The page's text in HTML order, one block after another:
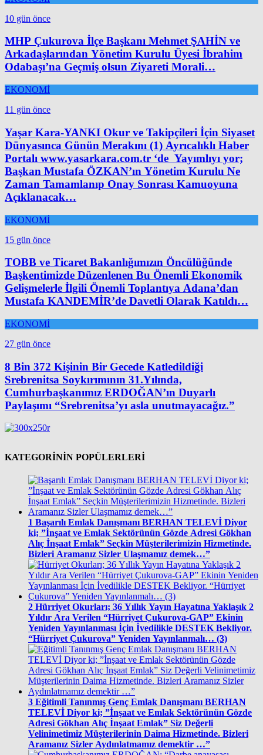
10 gün önce
MHP Çukurova İlçe Başkanı Mehmet ŞAHİN ve
Arkadaşlarından Yönetim Kurulu Üyesi İbrahim
Odabaşı’na Geçmiş olsun Ziyareti Morali…
EKONOMİ
11 gün önce
Yaşar Kara-YANKI Okur ve Takipçileri İçin Siyaset
Dünyasınca Günün Merakını (1) Ayrıcalıklı Haber
Portalı www.yasarkara.com.tr ‘de Yayımlıyı yor;
Başkan Mustafa ÖZKAN’ın Yönetim Kurulu Ne
Zaman Tamamlanıp Onay Sonrası Kamuoyuna
Açıklanacak…
EKONOMİ
15 gün önce
TOBB ve Ticaret Bakanlığımızın Öncülüğünde
Başkentimizde Düzenlenen Bu Önemli Ekonomik
Gelişmelerle İlgili Önemli Toplantıya Adana’dan
Mustafa KANDEMİR’de Davetli Olarak Katıldı…
EKONOMİ
27 gün önce
8 Bin 372 Kişinin Bir Gecede Katledildiği
Srebrenitsa Soykırımının 31.Yılında,
Cumhurbaşkanımız ERDOĞAN’ın Duyarlı
Paylaşımı “Srebrenitsa’yı asla unutmayacağız.”
KATEGORİNİN POPÜLERLERİ
1 Başarılı Emlak Danışmanı BERHAN TELEVİ Diyor
ki; ”İnşaat ve Emlak Sektörünün Gözde Adresi Gökhan
Alıç İnşaat Emlak” Seçkin Müşterilerimizin Hizmetinde.
Bizleri Aramanız Sizler Ulaşmamız demek…”
2 Hürriyet Okurları; 36 Yıllık Yayın Hayatına Yaklaşık 2
Yıldır Ara Verilen “Hürriyet Çukurova-GAP” Ekinin
Yeniden Yayınlanması İçin İvedilikle DESTEK Bekliyor.
“Hürriyet Çukurova” Yeniden Yayınlanmalı… (3)
3 Eğitimli Tanınmış Genç Emlak Danışmanı BERHAN
TELEVİ Diyor ki; ”İnşaat ve Emlak Sektörünün Gözde
Adresi Gökhan Alıç İnşaat Emlak” Siz Değerli
Velinimetimiz Müşterilerinin Daima Hizmetinde. Bizleri
Aramanız Sizler Aydınlatmamız demektir …”